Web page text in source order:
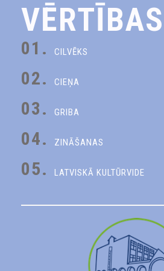
VĒRTĪBAS
01. CILVĒKS
02. CIEŅA
03. GRIBA
04. ZINĀŠANAS
05. LATVISKĀ KULTŪRVIDE